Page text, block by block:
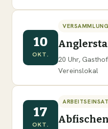
10
OKT.
VERSAMMLUNG
20 Uhr,
Vereinslokal
17
OKT.